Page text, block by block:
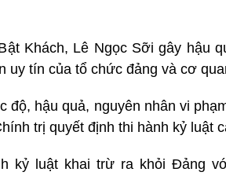
Khách, Lê Ngọc Sỡi gây hậu
uy tín của tổ chức đảng và cơ
độ, hậu quả, nguyên nhân vi
trị quyết định thi hành kỷ luật
kỷ luật khai trừ ra khỏi Đảng